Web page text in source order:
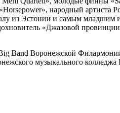
народный артиста
из Эстонии и самым младшим
«Джазовой
Band Воронежской
музыкального колледжа